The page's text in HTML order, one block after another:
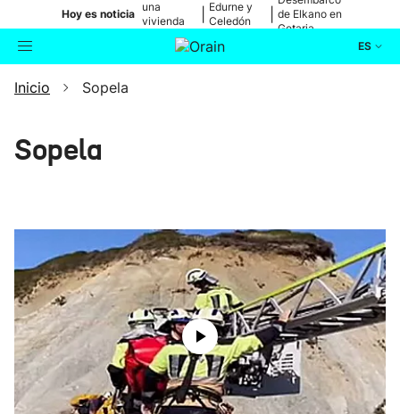
Hoy es noticia
una
vivienda
de Bilbao
Edurne y
Celedón
de Elkano en
Getaria
ES
Buscador
Ikusmiran
Eguraldia
Inicio Sopela
Sopela